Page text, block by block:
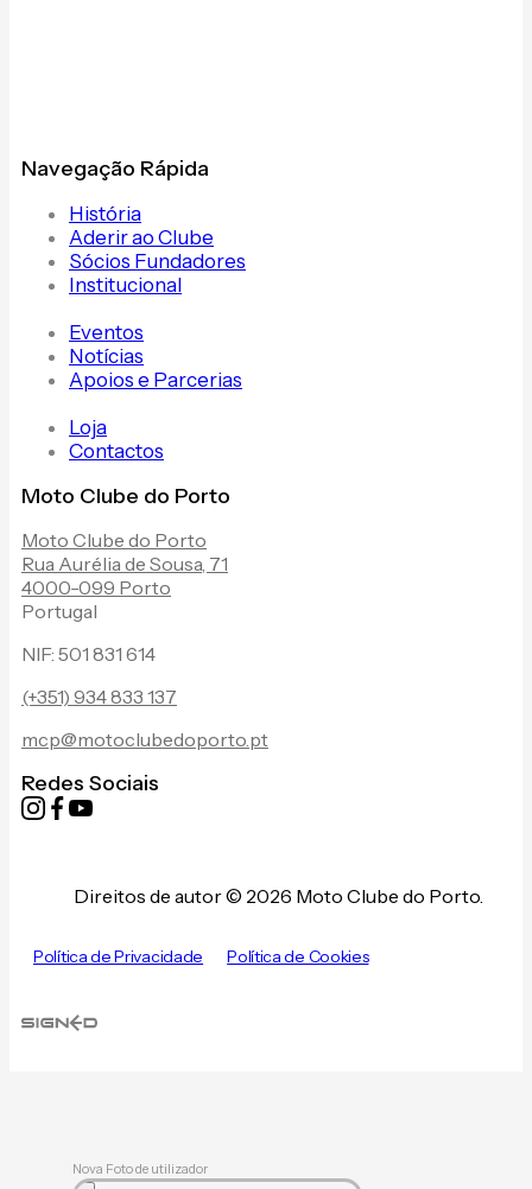
Navegação Rápida
História
Aderir ao Clube
Sócios Fundadores
Institucional
Eventos
Notícias
Apoios e Parcerias
Loja
Contactos
Moto Clube do Porto
Moto Clube do Porto
Rua Aurélia de Sousa, 71
4000-099 Porto
Portugal
NIF: 501 831 614
(+351) 934 833 137
mcp@motoclubedoporto.pt
Redes Sociais
Direitos de autor © 2026 Moto Clube do Porto.
Política de Privacidade Política de Cookies
Nova Foto de utilizador